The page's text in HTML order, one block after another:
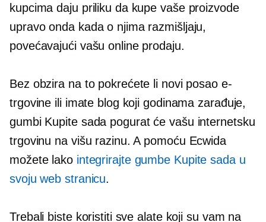
kupcima daju priliku da kupe vaše proizvode
upravo onda kada o njima razmišljaju,
povećavajući vašu online prodaju.
Bez obzira na to pokrećete li novi posao e-
trgovine ili imate blog koji godinama zarađuje,
gumbi Kupite sada pogurat će vašu internetsku
trgovinu na višu razinu. A pomoću Ecwida
možete lako integrirajte gumbe Kupite sada u
svoju web stranicu.
Trebali biste koristiti sve alate koji su vam na